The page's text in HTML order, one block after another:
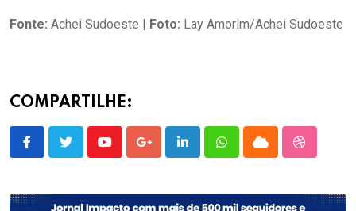
Fonte: Achei Sudoeste | Foto: Lay Amorim/Achei Sudoeste
COMPARTILHE:
YoutubeGoogle+LinkedInWhatsappCloud